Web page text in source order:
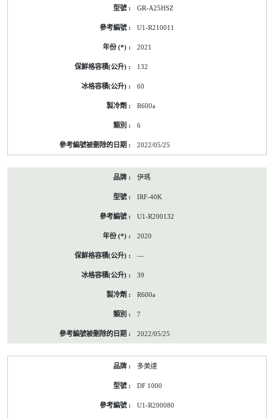
GR-A25HSZ
U1-R210011
2021
132
60
R600a
6
2022/05/25
伊瑪
IRF-40K
U1-R200132
2020
—
39
R600a
7
2022/05/25
多美達
DF 1000
U1-R200080